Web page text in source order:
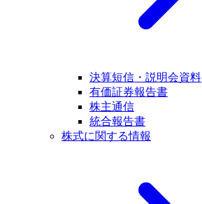
決算短信・説明会資料
有価証券報告書
株主通信
統合報告書
株式に関する情報